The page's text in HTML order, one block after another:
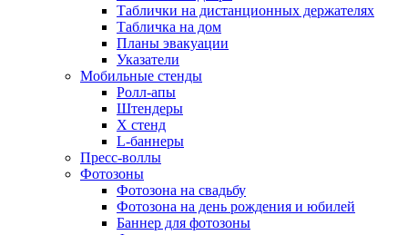
Таблички на дистанционных держателях
Табличка на дом
Планы эвакуации
Указатели
Мобильные стенды
Ролл-апы
Штендеры
Х стенд
L-баннеры
Пресс-воллы
Фотозоны
Фотозона на свадьбу
Фотозона на день рождения и юбилей
Баннер для фотозоны